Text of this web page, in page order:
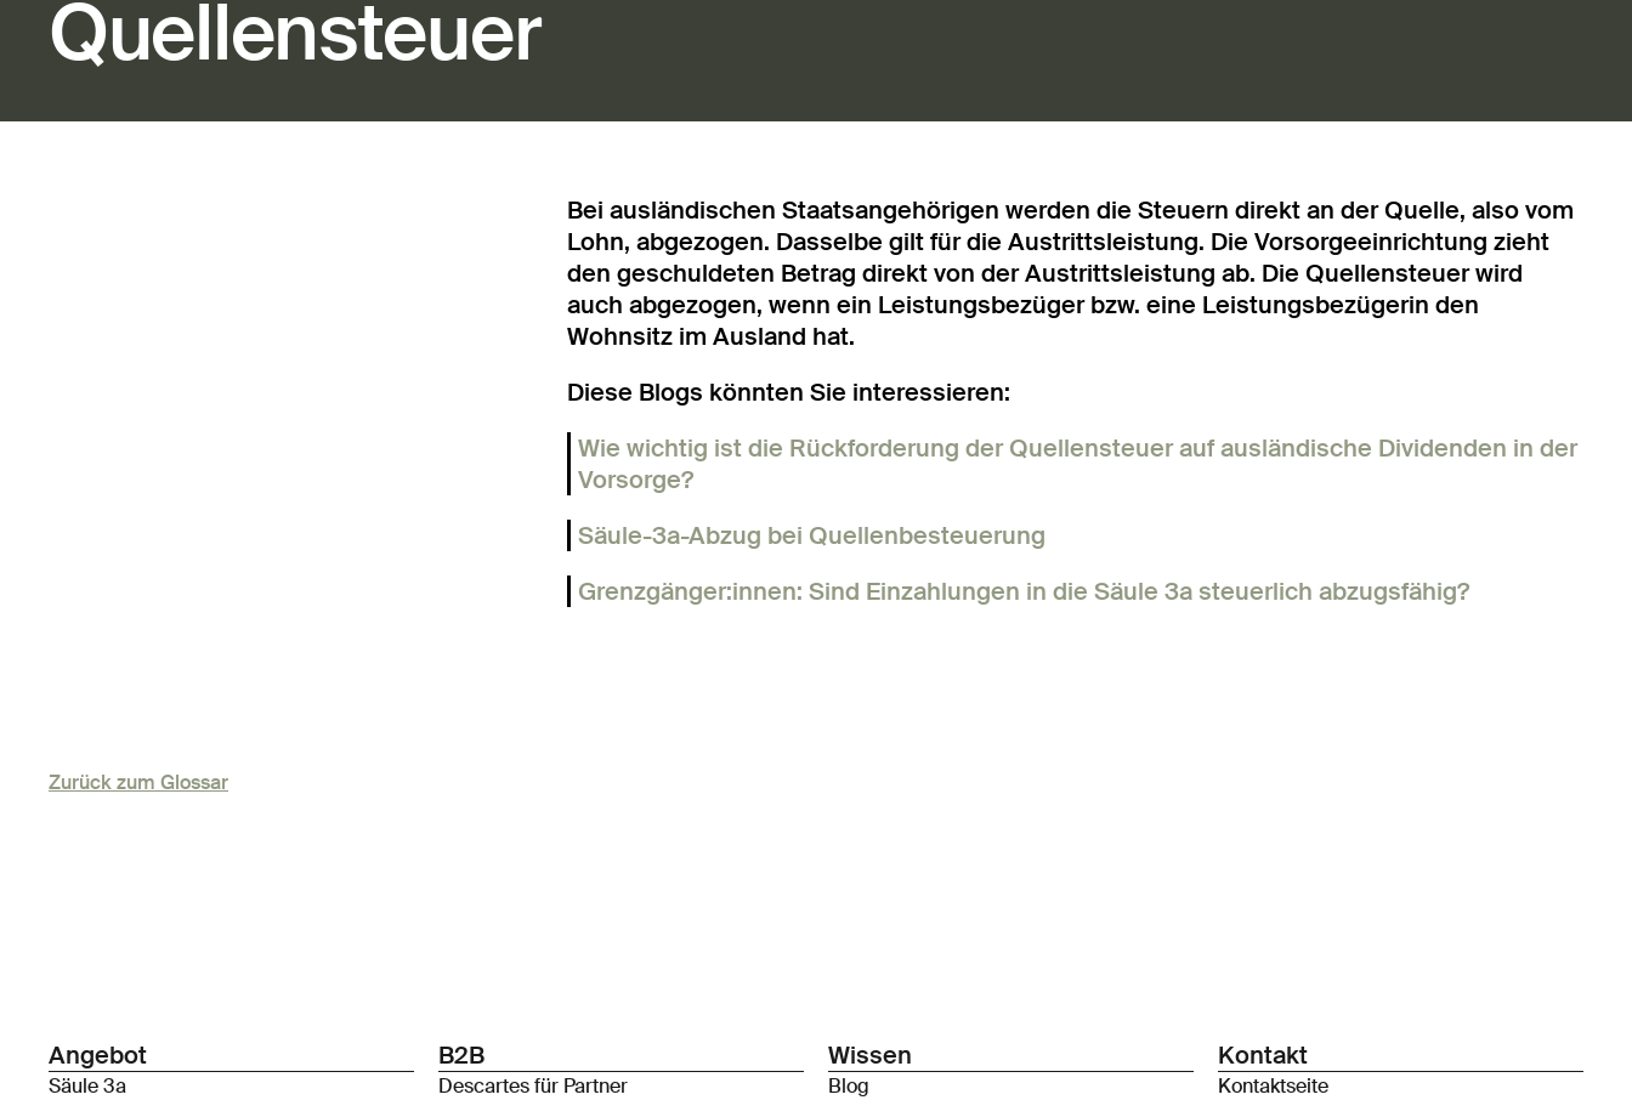
Quellensteuer
Bei ausländischen Staatsangehörigen werden die Steuern direkt an der Quelle, also vom
Lohn, abgezogen. Dasselbe gilt für die Austrittsleistung. Die Vorsorgeeinrichtung zieht
den geschuldeten Betrag direkt von der Austrittsleistung ab. Die Quellensteuer wird
auch abgezogen, wenn ein Leistungsbezüger bzw. eine Leistungsbezügerin den
Wohnsitz im Ausland hat.
Diese Blogs könnten Sie interessieren:
Wie wichtig ist die Rückforderung der Quellensteuer auf ausländische Dividenden in der
Vorsorge?
Säule-3a-Abzug bei Quellenbesteuerung
Grenzgänger:innen: Sind Einzahlungen in die Säule 3a steuerlich abzugsfähig?
Zurück zum Glossar
Angebot
Säule 3a
B2B
Descartes für Partner
Wissen
Blog
Kontakt
Kontaktseite